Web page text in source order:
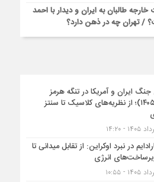
طالبان به ایران و دیدار با احمد
/ تهران چه در ذهن دارد؟
جنگ ایران و آمریکا در تنگه هرمز
(۱۴۰۴-۱۴۰۵)؛ از نظریه‌های کلاسیک تا سنتز
در نبرد اوکراین: از تقابل میدانی تا
انرژی